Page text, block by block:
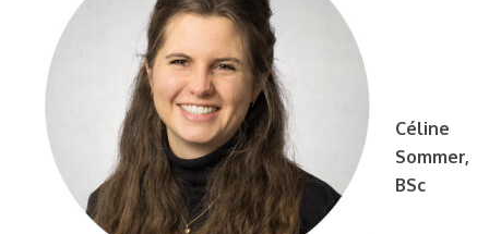
Céline
Sommer,
BSc